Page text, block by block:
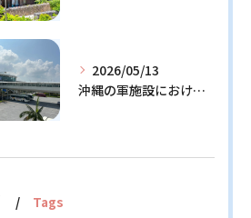
2026/05/13
沖縄の軍施設における通信設備に潜む隠れたリスクとその解決策
Tags